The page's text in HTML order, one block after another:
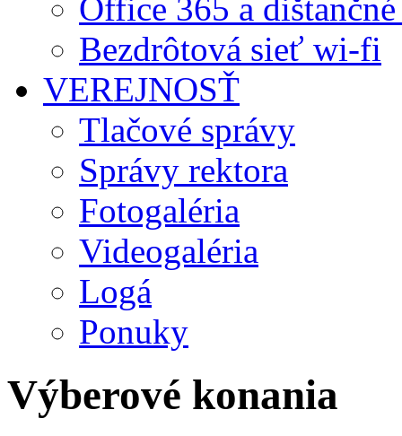
Office 365 a
Bezdrôtová sieť wi-fi
VEREJNOSŤ
Tlačové správy
Správy rektora
Fotogaléria
Videogaléria
Logá
Ponuky
Výberové konania